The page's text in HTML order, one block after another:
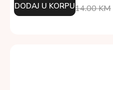
214.00KM
DODAJ U KORPU